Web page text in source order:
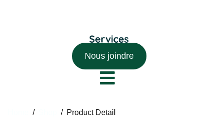
Nous joindre
/ / Product Detail